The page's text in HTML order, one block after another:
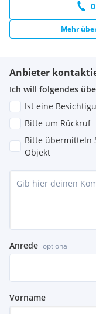
Mehr
Anbieter
Ich will folgendes
Ist eine
Bitte um Rückruf
Bitte übermitteln
Objekt
Anrede optional
Vorname